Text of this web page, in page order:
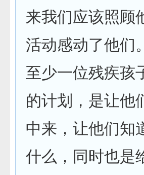
来我们应该照顾
活动感动了他们
至少一位残疾孩
的计划，是让他
中来，让他们知
什么，同时也是